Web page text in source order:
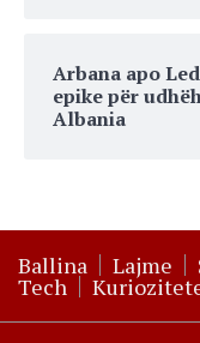
Arbana apo
epike për
Albania
Ballina Lajme
Tech